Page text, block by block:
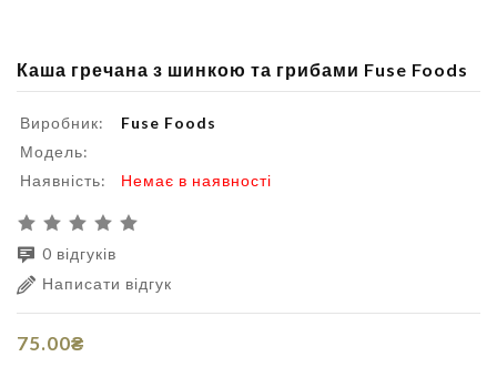
Каша гречана з шинкою та грибами Fuse Foods
Виробник:
Fuse Foods
Модель:
Наявність:
Немає в наявності
0 відгуків
Написати відгук
75.00₴